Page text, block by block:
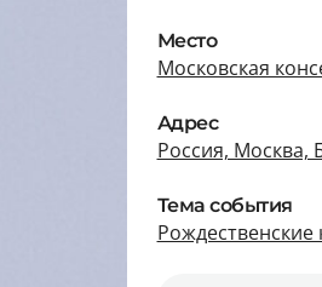
Место
Московская
Адрес
Россия, Москва,
Тема события